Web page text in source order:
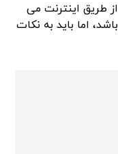
طریق اینترنت می‌
اما باید به نکات